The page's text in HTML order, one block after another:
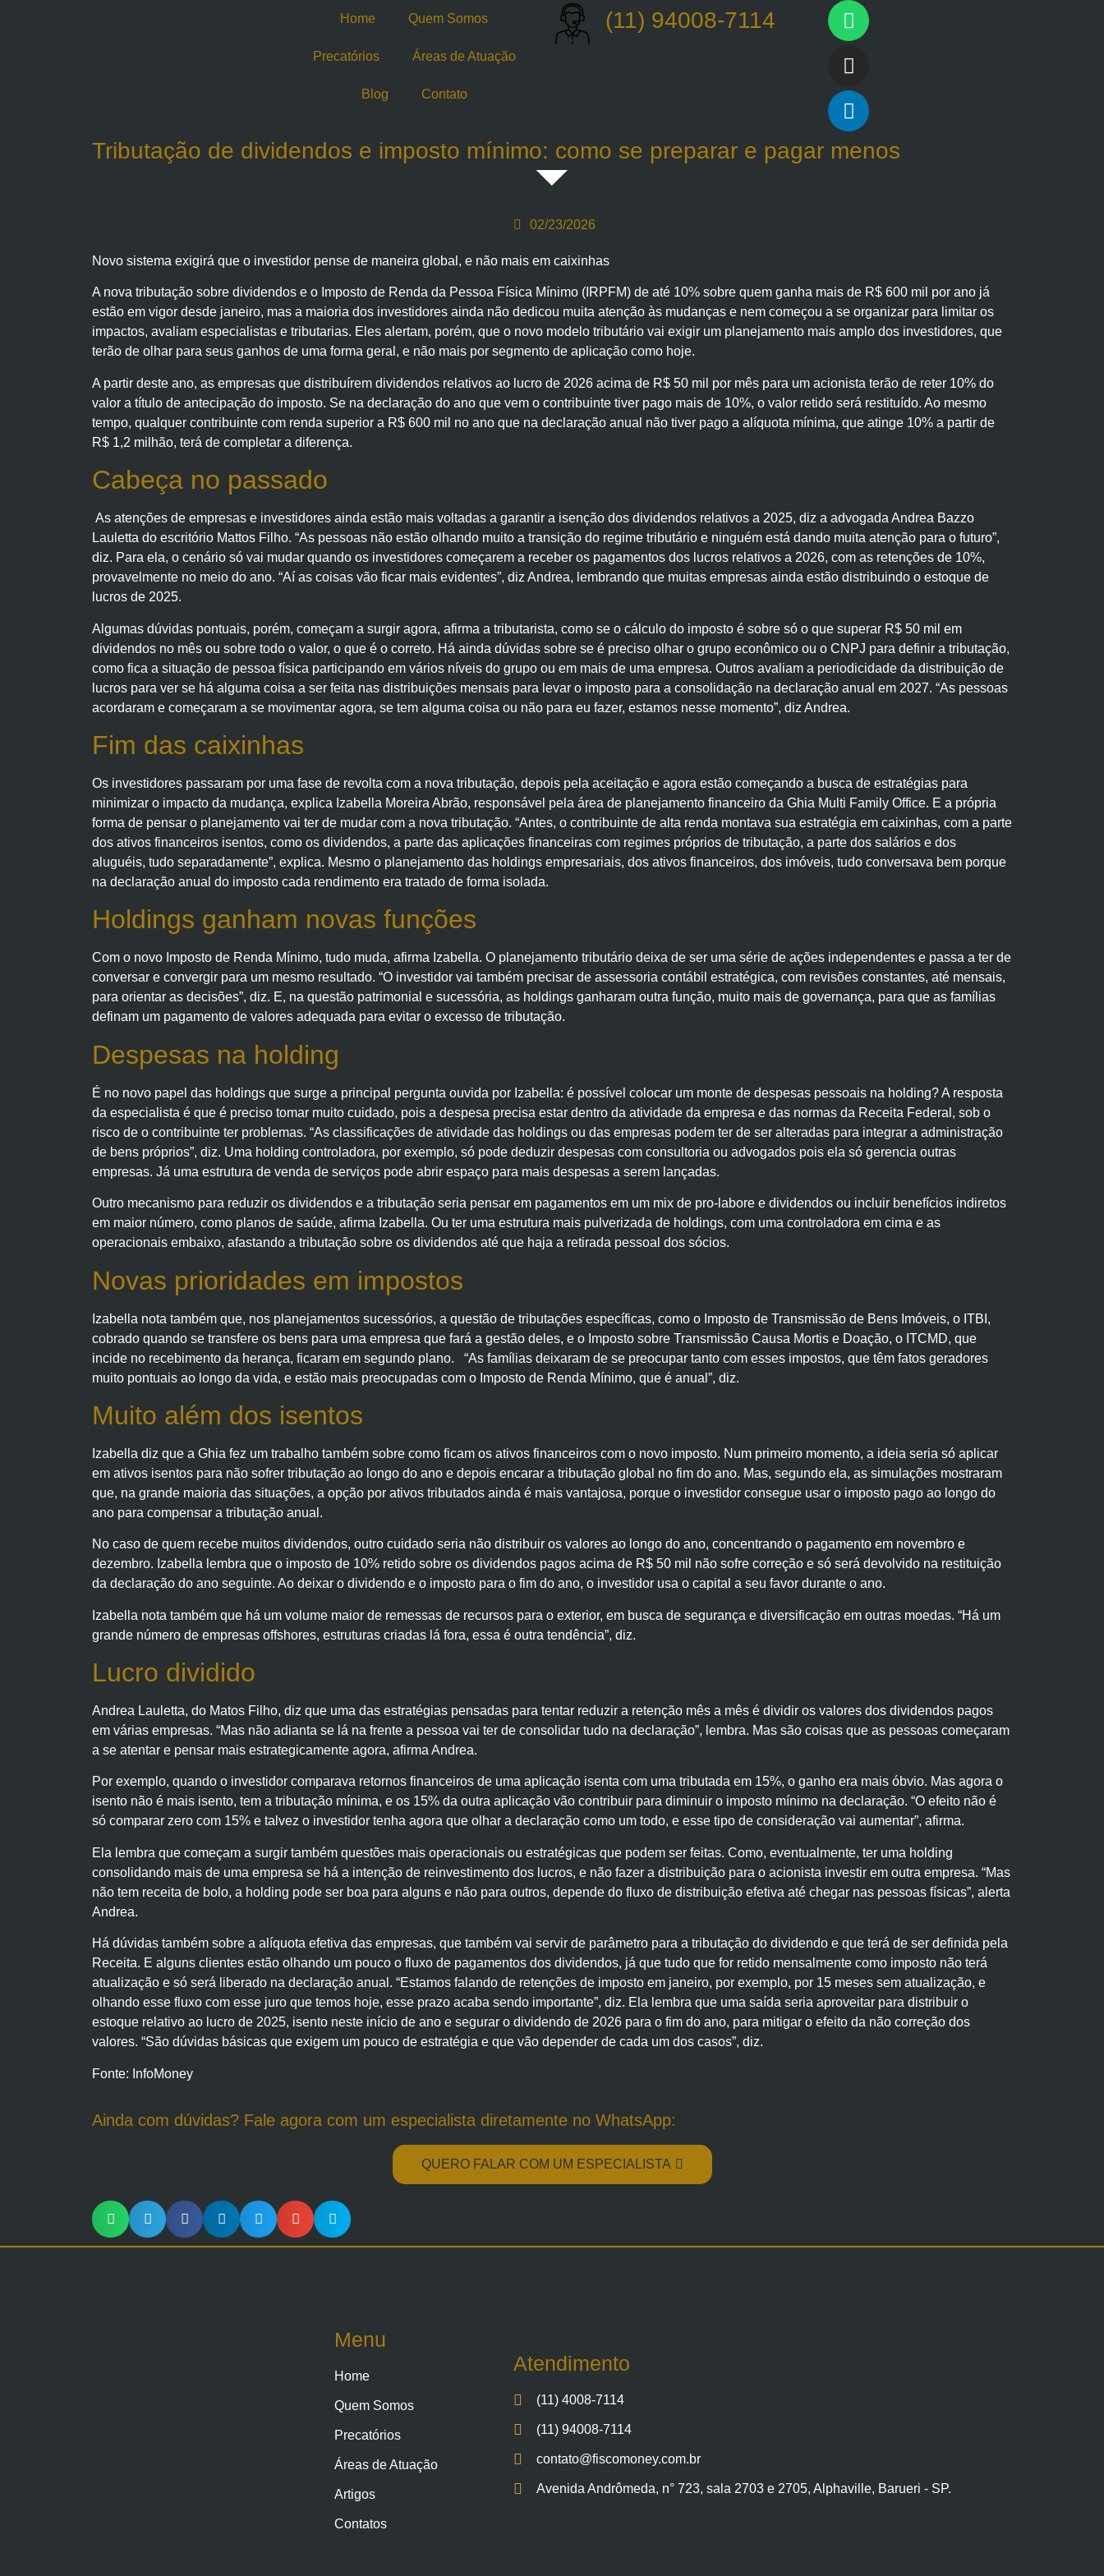
Home Quem Somos
Precatórios Áreas de Atuação
Blog Contato
(11) 94008-7114
Tributação de dividendos e imposto mínimo: como se preparar e pagar menos
02/23/2026
Novo sistema exigirá que o investidor pense de maneira global, e não mais em caixinhas
A nova tributação sobre dividendos e o Imposto de Renda da Pessoa Física Mínimo (IRPFM) de até 10% sobre quem ganha mais de R$ 600 mil por ano já
estão em vigor desde janeiro, mas a maioria dos investidores ainda não dedicou muita atenção às mudanças e nem começou a se organizar para limitar os
impactos, avaliam especialistas e tributarias. Eles alertam, porém, que o novo modelo tributário vai exigir um planejamento mais amplo dos investidores, que
terão de olhar para seus ganhos de uma forma geral, e não mais por segmento de aplicação como hoje.
A partir deste ano, as empresas que distribuírem dividendos relativos ao lucro de 2026 acima de R$ 50 mil por mês para um acionista terão de reter 10% do
valor a título de antecipação do imposto. Se na declaração do ano que vem o contribuinte tiver pago mais de 10%, o valor retido será restituído. Ao mesmo
tempo, qualquer contribuinte com renda superior a R$ 600 mil no ano que na declaração anual não tiver pago a alíquota mínima, que atinge 10% a partir de
R$ 1,2 milhão, terá de completar a diferença.
Cabeça no passado
As atenções de empresas e investidores ainda estão mais voltadas a garantir a isenção dos dividendos relativos a 2025, diz a advogada Andrea Bazzo
Lauletta do escritório Mattos Filho. “As pessoas não estão olhando muito a transição do regime tributário e ninguém está dando muita atenção para o futuro”,
diz. Para ela, o cenário só vai mudar quando os investidores começarem a receber os pagamentos dos lucros relativos a 2026, com as retenções de 10%,
provavelmente no meio do ano. “Aí as coisas vão ficar mais evidentes”, diz Andrea, lembrando que muitas empresas ainda estão distribuindo o estoque de
lucros de 2025.
Algumas dúvidas pontuais, porém, começam a surgir agora, afirma a tributarista, como se o cálculo do imposto é sobre só o que superar R$ 50 mil em
dividendos no mês ou sobre todo o valor, o que é o correto. Há ainda dúvidas sobre se é preciso olhar o grupo econômico ou o CNPJ para definir a tributação,
como fica a situação de pessoa física participando em vários níveis do grupo ou em mais de uma empresa. Outros avaliam a periodicidade da distribuição de
lucros para ver se há alguma coisa a ser feita nas distribuições mensais para levar o imposto para a consolidação na declaração anual em 2027. “As pessoas
acordaram e começaram a se movimentar agora, se tem alguma coisa ou não para eu fazer, estamos nesse momento”, diz Andrea.
Fim das caixinhas
Os investidores passaram por uma fase de revolta com a nova tributação, depois pela aceitação e agora estão começando a busca de estratégias para
minimizar o impacto da mudança, explica Izabella Moreira Abrão, responsável pela área de planejamento financeiro da Ghia Multi Family Office. E a própria
forma de pensar o planejamento vai ter de mudar com a nova tributação. “Antes, o contribuinte de alta renda montava sua estratégia em caixinhas, com a parte
dos ativos financeiros isentos, como os dividendos, a parte das aplicações financeiras com regimes próprios de tributação, a parte dos salários e dos
aluguéis, tudo separadamente”, explica. Mesmo o planejamento das holdings empresariais, dos ativos financeiros, dos imóveis, tudo conversava bem porque
na declaração anual do imposto cada rendimento era tratado de forma isolada.
Holdings ganham novas funções
Com o novo Imposto de Renda Mínimo, tudo muda, afirma Izabella. O planejamento tributário deixa de ser uma série de ações independentes e passa a ter de
conversar e convergir para um mesmo resultado. “O investidor vai também precisar de assessoria contábil estratégica, com revisões constantes, até mensais,
para orientar as decisões”, diz. E, na questão patrimonial e sucessória, as holdings ganharam outra função, muito mais de governança, para que as famílias
definam um pagamento de valores adequada para evitar o excesso de tributação.
Despesas na holding
É no novo papel das holdings que surge a principal pergunta ouvida por Izabella: é possível colocar um monte de despesas pessoais na holding? A resposta
da especialista é que é preciso tomar muito cuidado, pois a despesa precisa estar dentro da atividade da empresa e das normas da Receita Federal, sob o
risco de o contribuinte ter problemas. “As classificações de atividade das holdings ou das empresas podem ter de ser alteradas para integrar a administração
de bens próprios”, diz. Uma holding controladora, por exemplo, só pode deduzir despesas com consultoria ou advogados pois ela só gerencia outras
empresas. Já uma estrutura de venda de serviços pode abrir espaço para mais despesas a serem lançadas.
Outro mecanismo para reduzir os dividendos e a tributação seria pensar em pagamentos em um mix de pro-labore e dividendos ou incluir benefícios indiretos
em maior número, como planos de saúde, afirma Izabella. Ou ter uma estrutura mais pulverizada de holdings, com uma controladora em cima e as
operacionais embaixo, afastando a tributação sobre os dividendos até que haja a retirada pessoal dos sócios.
Novas prioridades em impostos
Izabella nota também que, nos planejamentos sucessórios, a questão de tributações específicas, como o Imposto de Transmissão de Bens Imóveis, o ITBI,
cobrado quando se transfere os bens para uma empresa que fará a gestão deles, e o Imposto sobre Transmissão Causa Mortis e Doação, o ITCMD, que
incide no recebimento da herança, ficaram em segundo plano. “As famílias deixaram de se preocupar tanto com esses impostos, que têm fatos geradores
muito pontuais ao longo da vida, e estão mais preocupadas com o Imposto de Renda Mínimo, que é anual”, diz.
Muito além dos isentos
Izabella diz que a Ghia fez um trabalho também sobre como ficam os ativos financeiros com o novo imposto. Num primeiro momento, a ideia seria só aplicar
em ativos isentos para não sofrer tributação ao longo do ano e depois encarar a tributação global no fim do ano. Mas, segundo ela, as simulações mostraram
que, na grande maioria das situações, a opção por ativos tributados ainda é mais vantajosa, porque o investidor consegue usar o imposto pago ao longo do
ano para compensar a tributação anual.
No caso de quem recebe muitos dividendos, outro cuidado seria não distribuir os valores ao longo do ano, concentrando o pagamento em novembro e
dezembro. Izabella lembra que o imposto de 10% retido sobre os dividendos pagos acima de R$ 50 mil não sofre correção e só será devolvido na restituição
da declaração do ano seguinte. Ao deixar o dividendo e o imposto para o fim do ano, o investidor usa o capital a seu favor durante o ano.
Izabella nota também que há um volume maior de remessas de recursos para o exterior, em busca de segurança e diversificação em outras moedas. “Há um
grande número de empresas offshores, estruturas criadas lá fora, essa é outra tendência”, diz.
Lucro dividido
Andrea Lauletta, do Matos Filho, diz que uma das estratégias pensadas para tentar reduzir a retenção mês a mês é dividir os valores dos dividendos pagos
em várias empresas. “Mas não adianta se lá na frente a pessoa vai ter de consolidar tudo na declaração”, lembra. Mas são coisas que as pessoas começaram
a se atentar e pensar mais estrategicamente agora, afirma Andrea.
Por exemplo, quando o investidor comparava retornos financeiros de uma aplicação isenta com uma tributada em 15%, o ganho era mais óbvio. Mas agora o
isento não é mais isento, tem a tributação mínima, e os 15% da outra aplicação vão contribuir para diminuir o imposto mínimo na declaração. “O efeito não é
só comparar zero com 15% e talvez o investidor tenha agora que olhar a declaração como um todo, e esse tipo de consideração vai aumentar”, afirma.
Ela lembra que começam a surgir também questões mais operacionais ou estratégicas que podem ser feitas. Como, eventualmente, ter uma holding
consolidando mais de uma empresa se há a intenção de reinvestimento dos lucros, e não fazer a distribuição para o acionista investir em outra empresa. “Mas
não tem receita de bolo, a holding pode ser boa para alguns e não para outros, depende do fluxo de distribuição efetiva até chegar nas pessoas físicas”, alerta
Andrea.
Há dúvidas também sobre a alíquota efetiva das empresas, que também vai servir de parâmetro para a tributação do dividendo e que terá de ser definida pela
Receita. E alguns clientes estão olhando um pouco o fluxo de pagamentos dos dividendos, já que tudo que for retido mensalmente como imposto não terá
atualização e só será liberado na declaração anual. “Estamos falando de retenções de imposto em janeiro, por exemplo, por 15 meses sem atualização, e
olhando esse fluxo com esse juro que temos hoje, esse prazo acaba sendo importante”, diz. Ela lembra que uma saída seria aproveitar para distribuir o
estoque relativo ao lucro de 2025, isento neste início de ano e segurar o dividendo de 2026 para o fim do ano, para mitigar o efeito da não correção dos
valores. “São dúvidas básicas que exigem um pouco de estratégia e que vão depender de cada um dos casos”, diz.
Fonte: InfoMoney
Ainda com dúvidas? Fale agora com um especialista diretamente no WhatsApp:
QUERO FALAR COM UM ESPECIALISTA
Menu
Home
Quem Somos
Precatórios
Áreas de Atuação
Artigos
Contatos
Atendimento
(11) 4008-7114
(11) 94008-7114
contato@fiscomoney.com.br
Avenida Andrômeda, n° 723, sala 2703 e 2705, Alphaville, Barueri - SP.